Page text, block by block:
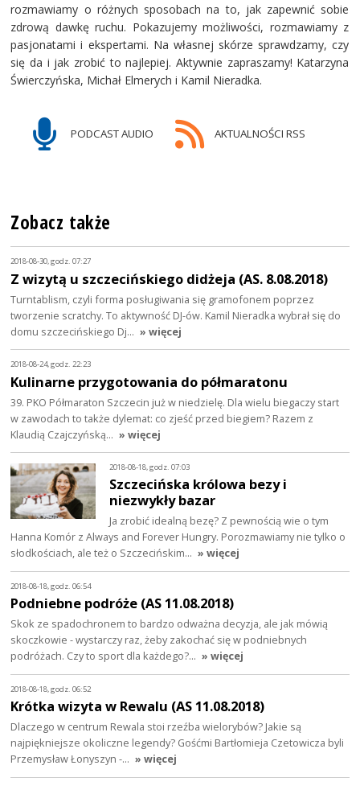
rozmawiamy o różnych sposobach na to, jak zapewnić sobie
zdrową dawkę ruchu. Pokazujemy możliwości, rozmawiamy z
pasjonatami i ekspertami. Na własnej skórze sprawdzamy, czy
się da i jak zrobić to najlepiej. Aktywnie zapraszamy! Katarzyna
Świerczyńska, Michał Elmerych i Kamil Nieradka.
PODCAST AUDIO AKTUALNOŚCI RSS
Zobacz także
2018-08-30, godz. 07:27
Z wizytą u szczecińskiego didżeja (AS. 8.08.2018)
Turntablism, czyli forma posługiwania się gramofonem poprzez
tworzenie scratchy. To aktywność DJ-ów. Kamil Nieradka wybrał się do
domu szczecińskiego Dj… » więcej
2018-08-24, godz. 22:23
Kulinarne przygotowania do półmaratonu
39. PKO Półmaraton Szczecin już w niedzielę. Dla wielu biegaczy start
w zawodach to także dylemat: co zjeść przed biegiem? Razem z
Klaudią Czajczyńską… » więcej
2018-08-18, godz. 07:03
Szczecińska królowa bezy i
niezwykły bazar
Ja zrobić idealną bezę? Z pewnością wie o tym
Hanna Komór z Always and Forever Hungry. Porozmawiamy nie tylko o
słodkościach, ale też o Szczecińskim… » więcej
2018-08-18, godz. 06:54
Podniebne podróże (AS 11.08.2018)
Skok ze spadochronem to bardzo odważna decyzja, ale jak mówią
skoczkowie - wystarczy raz, żeby zakochać się w podniebnych
podróżach. Czy to sport dla każdego?… » więcej
2018-08-18, godz. 06:52
Krótka wizyta w Rewalu (AS 11.08.2018)
Dlaczego w centrum Rewala stoi rzeźba wielorybów? Jakie są
najpiękniejsze okoliczne legendy? Gośćmi Bartłomieja Czetowicza byli
Przemysław Łonyszyn -… » więcej